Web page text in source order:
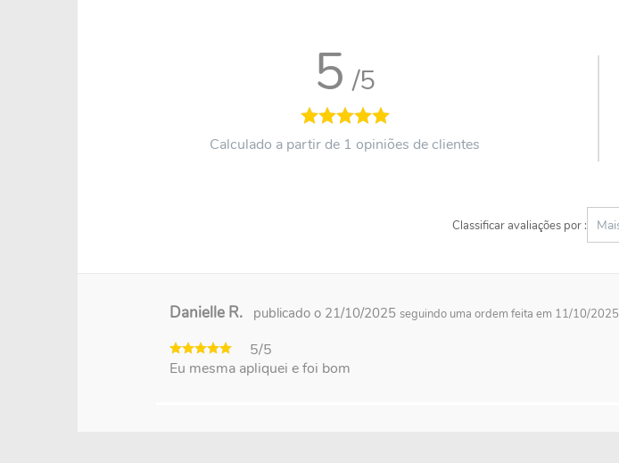
5 /5
Calculado a partir de 1 opiniões de clientes
Classificar avaliações por :
Danielle R. publicado o 21/10/2025 seguindo uma ordem feita em 11/10/2025
5/5
Eu mesma apliquei e foi bom